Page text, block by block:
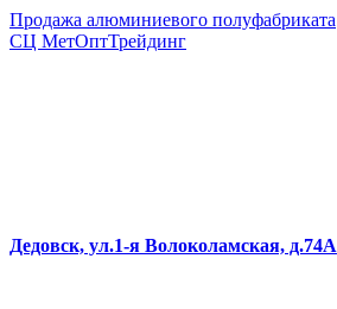
Продажа алюминиевого полуфабриката
СЦ МетОптТрейдинг
Дедовск, ул.1-я Волоколамская, д.74А